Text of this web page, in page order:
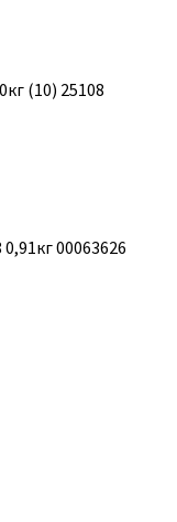
(10) 25108
00063626